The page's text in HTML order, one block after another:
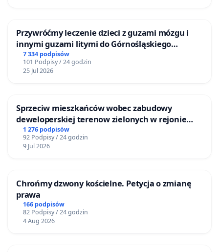
Przywróćmy leczenie dzieci z guzami mózgu i
innymi guzami litymi do Górnośląskiego
Centrum Zdrowia Dziecka w Katowicach
7 334 podpisów
101 Podpisy / 24 godzin
25 Jul 2026
Sprzeciw mieszkańców wobec zabudowy
deweloperskiej terenow zielonych w rejonie
Bulwarów Straceńskich w Bielsku-Białej
1 276 podpisów
92 Podpisy / 24 godzin
9 Jul 2026
Chrońmy dzwony kościelne. Petycja o zmianę
prawa
166 podpisów
82 Podpisy / 24 godzin
4 Aug 2026